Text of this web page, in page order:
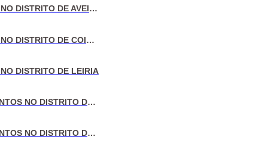
Testemunho
Termos e condiçõese a
VENDA DE MORADIAS NO DISTRITO DE AVEIRO
VENDA DE MORADIAS NO DISTRITO DE COIMBRA
DISTRITO DE LEIRIA
VENDA DE APARTAMENTOS NO DISTRITO DE LISBOA
VENDA DE APARTAMENTOS NO DISTRITO DO PORTO